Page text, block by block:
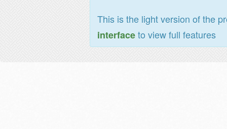
This is the light version of the
interfaceto view full features